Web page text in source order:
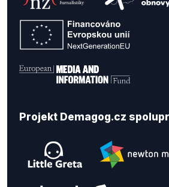
Projekt Demagog.cz